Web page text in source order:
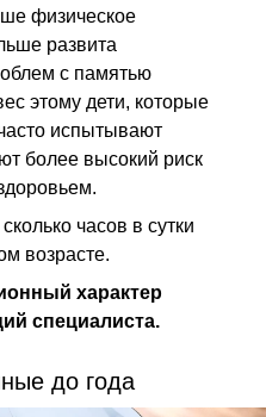
физическое
развита
с памятью
этому дети, которые
испытывают
более высокий риск
часов в сутки
возрасте.
характер
специалиста.
до года